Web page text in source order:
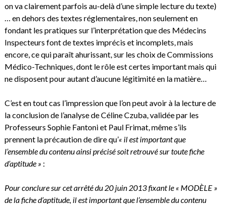
on va clairement parfois au-delà d’une simple lecture du texte)
… en dehors des textes réglementaires, non seulement en
fondant les pratiques sur l’interprétation que des Médecins
Inspecteurs font de textes imprécis et incomplets, mais
encore, ce qui paraît ahurissant, sur les choix de Commissions
Médico-Techniques, dont le rôle est certes important mais qui
ne disposent pour autant d’aucune légitimité en la matière…
C’est en tout cas l’impression que l’on peut avoir à la lecture de
la conclusion de l’analyse de Céline Czuba, validée par les
Professeurs Sophie Fantoni et Paul Frimat, même s’ils
prennent la précaution de dire qu’« il est important que
l’ensemble du contenu ainsi précisé soit retrouvé sur toute fiche
d’aptitude » :
Pour conclure sur cet arrêté du 20 juin 2013 fixant le « MODÈLE »
de la fiche d’aptitude, il est important que l’ensemble du contenu